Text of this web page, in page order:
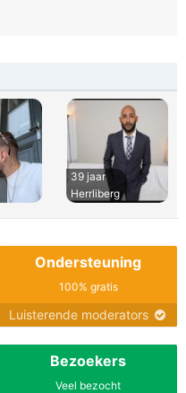
39 jaar
Herrliberg
Ondersteuning
100% gratis
Luisterende moderators
Bezoekers
Veel bezocht